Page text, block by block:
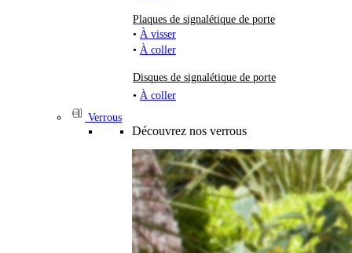
Plaques de signalétique de porte
• À visser
• À coller
Disques de signalétique de porte
• À coller
Verrous
Découvrez nos verrous